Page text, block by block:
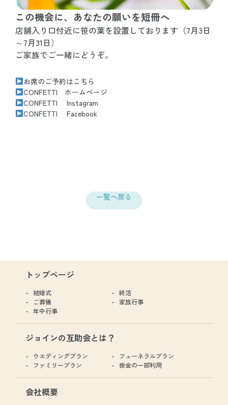
この機会に、あなたの願いを短冊へ
店舗入り口付近に笹の葉を設置しております（7月3日
～7月31日）
ご家族でご一緒にどうぞ。
お席のご予約はこちら
CONFETTI ホームページ
CONFETTI Instagram
CONFETTI Facebook
一覧へ戻る
トップページ
結婚式
終活
ご葬儀
家族行事
年中行事
ジョインの互助会とは？
ウエディングプラン
フューネラルプラン
ファミリープラン
掛金の一部利用
会社概要